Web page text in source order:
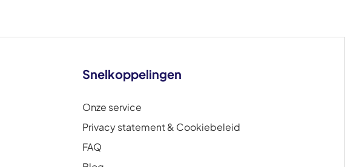
Snelkoppelingen
Onze service
Privacy statement & Cookiebeleid
FAQ